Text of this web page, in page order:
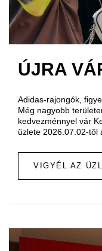
ÚJRA
Adidas-rajongók,
Még nagyobb
kedvezménnyel vár
üzlete 2026.07.02-től
VIGYÉL AZ